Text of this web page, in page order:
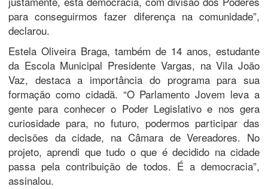
para conseguirmos fazer diferença na comunidade”,
declarou.
Estela Oliveira Braga, também de 14 anos, estudante
da Escola Municipal Presidente Vargas, na Vila João
Vaz, destaca a importância do programa para sua
formação como cidadã. “O Parlamento Jovem leva a
gente para conhecer o Poder Legislativo e nos gera
curiosidade para, no futuro, podermos participar das
decisões da cidade, na Câmara de Vereadores. No
projeto, aprendi que tudo o que é decidido na cidade
passa pela contribuição de todos. É a democracia”,
assinalou.